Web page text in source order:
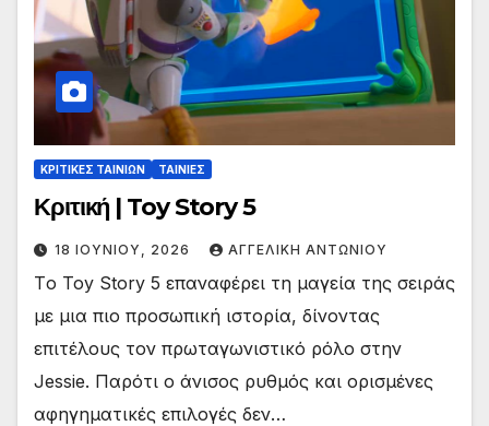
ΚΡΙΤΙΚΕΣ ΤΑΙΝΙΩΝ ΤΑΙΝΙΕΣ
Κριτική | Toy Story 5
18 ΙΟΥΝΊΟΥ, 2026 ΑΓΓΕΛΙΚΉ ΑΝΤΩΝΊΟΥ
Tο Toy Story 5 επαναφέρει τη μαγεία της σειράς
με μια πιο προσωπική ιστορία, δίνοντας
επιτέλους τον πρωταγωνιστικό ρόλο στην
Jessie. Παρότι ο άνισος ρυθμός και ορισμένες
αφηγηματικές επιλογές δεν…